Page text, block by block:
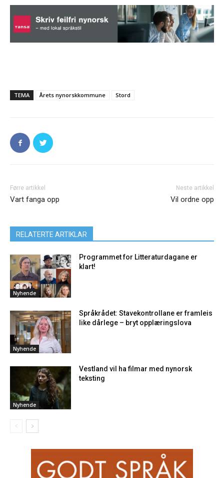
TEMA Årets nynorskkommune Stord
Førre artikkel
Vart fanga opp
Neste artikkel
Vil ordne opp
RELATERTE ARTIKLAR
Nyhende
Programmet for Litteraturdagane er
klart!
Nyhende
Språkrådet: Stavekontrollane er framleis
like dårlege – bryt opplæringslova
Nyhende
Vestland vil ha filmar med nynorsk
teksting